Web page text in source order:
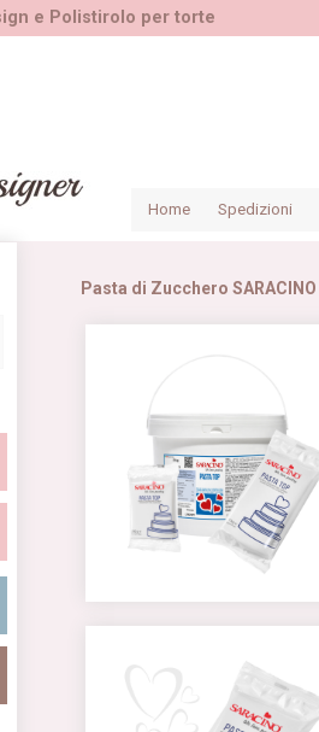
e Polistirolo per torte
Home
Spedizioni
Pasta di Zucchero SARACINO